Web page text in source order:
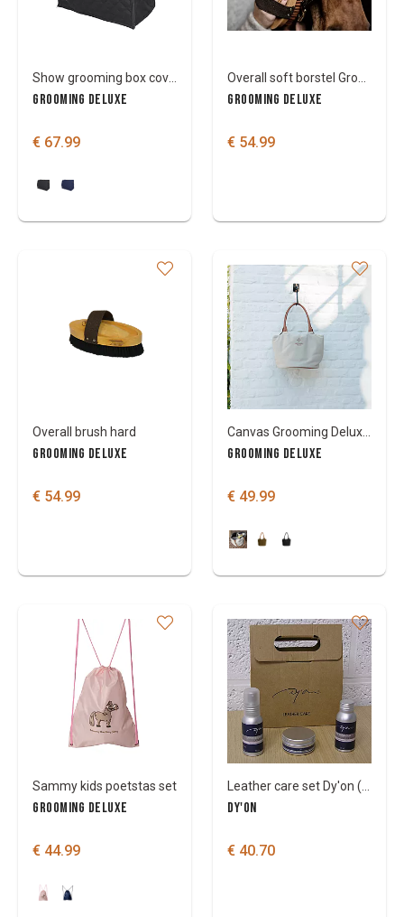
GROOMING DELUXE
€ 67.99
GROOMING DELUXE
€ 54.99
Overall brush hard
GROOMING DELUXE
€ 54.99
GROOMING DELUXE
€ 49.99
Sammy kids poetstas set
GROOMING DELUXE
€ 44.99
DY'ON
€ 40.70